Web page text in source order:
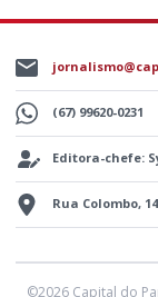
(67) 99620-0231
Editora-chefe:
Rua Colombo,
©2026 Capital do